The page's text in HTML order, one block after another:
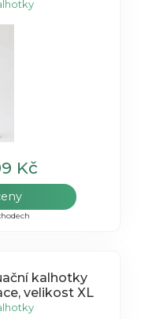
Kč
kalhotky
velikost XL